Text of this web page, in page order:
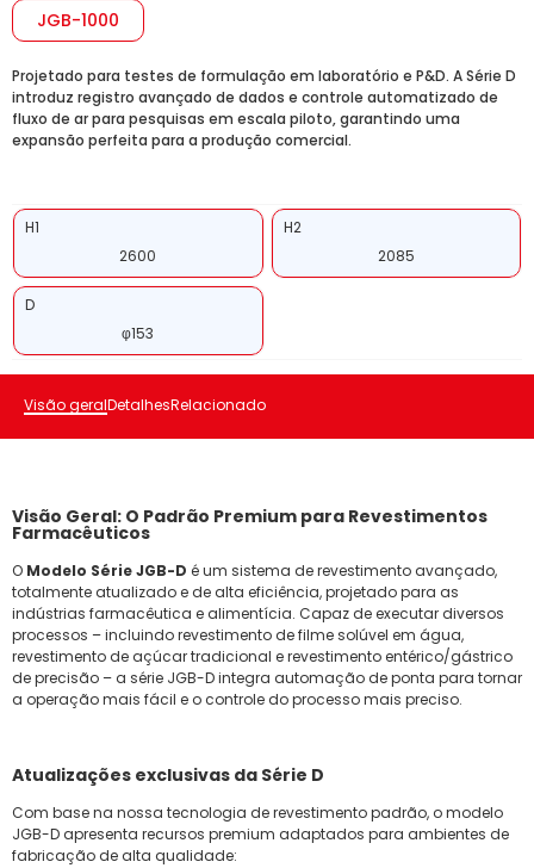
JGB-1000
Projetado para testes de formulação em laboratório e P&D. A Série D
introduz registro avançado de dados e controle automatizado de
fluxo de ar para pesquisas em escala piloto, garantindo uma
expansão perfeita para a produção comercial.
H1
2600
H2
2085
D
φ153
Visão geralDetalhesRelacionado
Visão Geral: O Padrão Premium para Revestimentos
Farmacêuticos
O Modelo Série JGB-D é um sistema de revestimento avançado,
totalmente atualizado e de alta eficiência, projetado para as
indústrias farmacêutica e alimentícia. Capaz de executar diversos
processos – incluindo revestimento de filme solúvel em água,
revestimento de açúcar tradicional e revestimento entérico/gástrico
de precisão – a série JGB-D integra automação de ponta para tornar
a operação mais fácil e o controle do processo mais preciso.
Atualizações exclusivas da Série D
Com base na nossa tecnologia de revestimento padrão, o modelo
JGB-D apresenta recursos premium adaptados para ambientes de
fabricação de alta qualidade: